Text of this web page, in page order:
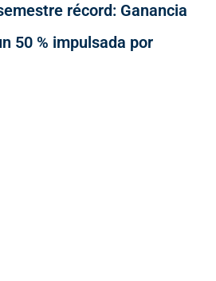
récord: Ganancia
50 % impulsada por